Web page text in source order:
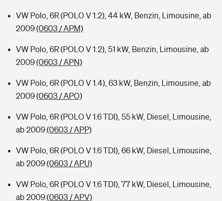
VW Polo, 6R (POLO V 1.2), 44 kW, Benzin, Limousine, ab
2009(0603 / APM)
VW Polo, 6R (POLO V 1.2), 51 kW, Benzin, Limousine, ab
2009(0603 / APN)
VW Polo, 6R (POLO V 1.4), 63 kW, Benzin, Limousine, ab
2009(0603 / APO)
VW Polo, 6R (POLO V 1.6 TDI), 55 kW, Diesel, Limousine,
ab 2009(0603 / APP)
VW Polo, 6R (POLO V 1.6 TDI), 66 kW, Diesel, Limousine,
ab 2009(0603 / APU)
VW Polo, 6R (POLO V 1.6 TDI), 77 kW, Diesel, Limousine,
ab 2009(0603 / APV)